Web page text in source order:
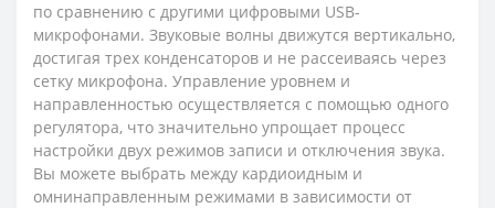
по сравнению с другими цифровыми USB-
микрофонами. Звуковые волны движутся вертикально,
достигая трех конденсаторов и не рассеиваясь через
сетку микрофона. Управление уровнем и
направленностью осуществляется с помощью одного
регулятора, что значительно упрощает процесс
настройки двух режимов записи и отключения звука.
Вы можете выбрать между кардиоидным и
омнинаправленным режимами в зависимости от